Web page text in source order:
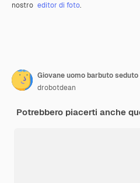
nostro editor di foto.
Giovane uomo barbuto
drobotdean
Potrebbero piacerti anche